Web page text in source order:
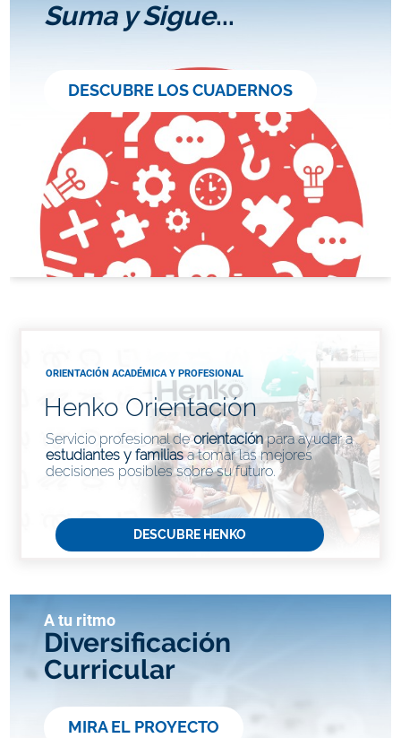
Suma y Sigue...
DESCUBRE LOS CUADERNOS
ORIENTACIÓN ACADÉMICA Y PROFESIONAL
Henko Orientación
Servicio profesional deorientaciónpara ayudar a
estudiantes y familiasa tomar las mejores
decisiones posibles sobre su futuro.
DESCUBRE HENKO
A tu ritmo
Diversificación
Curricular
MIRA EL PROYECTO